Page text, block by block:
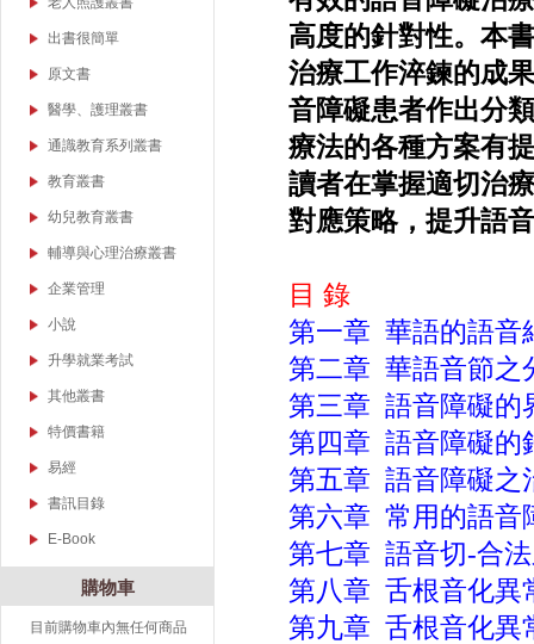
職能治療
出書很簡單
教育相關
幼兒相關
小說集錦
音樂教育
心理勵志
散文
詩集
宗教命理
原文書
運動、體育
幼兒教育
醫學、護理叢書
護理類
基礎醫學類
通識教育系列叢書
教育叢書
教育行政
教育基礎理論與研究方
研究方法
偏遠地區教育
幼兒教育叢書
課程與教學
語文、音樂、數學與自
然科學
特殊教育、兒童心理輔
導與諮商系列
輔導與心理治療叢書
心理學
兒童心理
企業管理
小說
文學、歷史、武俠
升學就業考試
護理考
物理考
其他叢書
藝術
音樂
特價書籍
易經
書訊目錄
教育系列
E-Book
教育叢書
幼兒教育叢書
老人照護叢書
購物車
目前購物車內無任何商品
出書 可以很簡單？！
高度的針對性。本
治療工作淬鍊的成
音障礙患者作出分
療法的各種方案有
讀者在掌握適切治
對應策略，提升語
目 錄
第一章 華語的語音
第二章 華語音節之
第三章 語音障礙的
第四章 語音障礙的
第五章 語音障礙之
第六章 常用的語音
第七章 語音切-合
第八章 舌根音化異
第九章 舌根音化異